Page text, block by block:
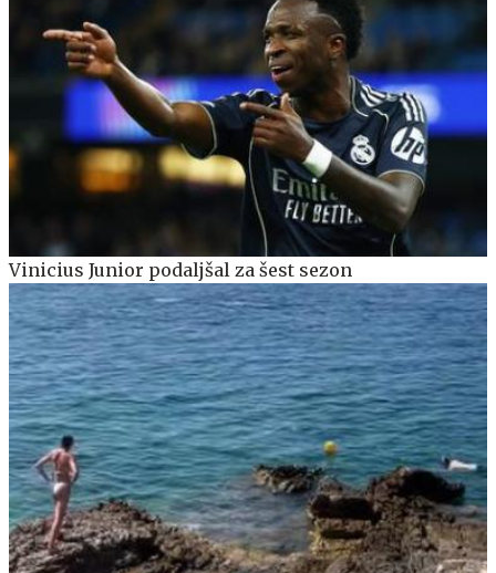
Vinicius Junior podaljšal za šest sezon